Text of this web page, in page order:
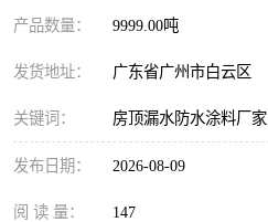
产品数量： 9999.00吨
发货地址： 广东省广州市白云区
关键词： 房顶漏水防水涂料厂家
发布日期： 2026-08-09
阅 读 量： 147